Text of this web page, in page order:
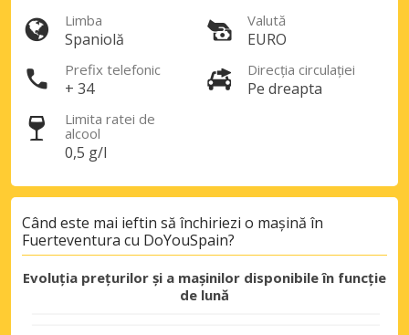
Limba
Spaniolă
Valută
EURO
Prefix telefonic
+ 34
Direcția circulației
Pe dreapta
Limita ratei de
alcool
0,5 g/l
Când este mai ieftin să închiriezi o mașină în
Fuerteventura cu DoYouSpain?
Evoluția prețurilor și a mașinilor disponibile în funcție
de lună